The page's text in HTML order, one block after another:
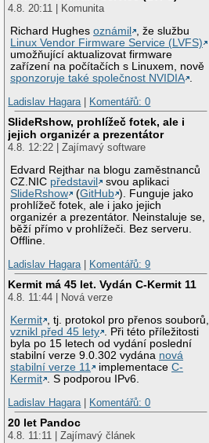
4.8. 20:11 | Komunita
Richard Hughesoznámil
, že službu
Linux Vendor Firmware Service (LVFS)
umožňující aktualizovat firmware
zařízení na počítačích s Linuxem, nově
sponzoruje také společnost NVIDIA .
Ladislav Hagara | Komentářů: 0
SlideRshow, prohlížeč fotek, ale i
jejich organizér a prezentátor
4.8. 12:22 | Zajímavý software
Edvard Rejthar na blogu zaměstnanců
CZ.NIC představil
svou aplikaci
SlideRshow
(GitHub ). Funguje jako
prohlížeč fotek, ale i jako jejich
organizér a prezentátor. Neinstaluje se,
běží přímo v prohlížeči. Bez serveru.
Offline.
Ladislav Hagara | Komentářů: 9
Kermit má 45 let. Vydán C-Kermit 11
4.8. 11:44 | Nová verze
Kermit , tj. protokol pro přenos souborů,
vznikl před 45 lety . Při této příležitosti
byla po 15 letech od vydání poslední
stabilní verze 9.0.302 vydána nová
stabilní verze 11
implementaceC-
Kermit . S podporou IPv6.
Ladislav Hagara | Komentářů: 0
20 let Pandoc
4.8. 11:11 | Zajímavý článek